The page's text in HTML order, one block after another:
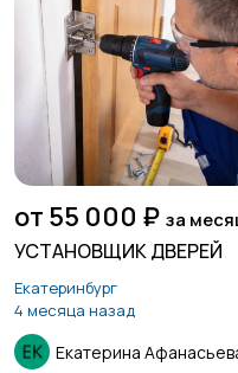
от 55 000 ₽ за
УСТАНОВЩИК ДВЕРЕЙ
Екатеринбург
4 месяца назад
Екатерина